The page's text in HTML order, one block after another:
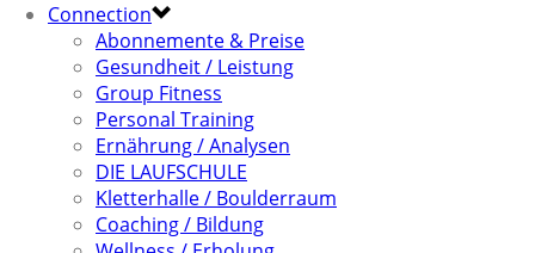
Connection
Abonnemente & Preise
Gesundheit / Leistung
Group Fitness
Personal Training
Ernährung / Analysen
DIE LAUFSCHULE
Kletterhalle / Boulderraum
Coaching / Bildung